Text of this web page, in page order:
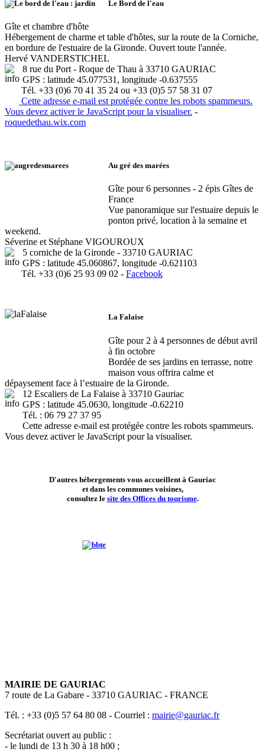
Le Bord de l'eau
Gîte et chambre d'hôte
Hébergement de charme et table d'hôtes, sur la route de la Corniche,
en bordure de l'estuaire de la Gironde. Ouvert toute l'année.
Hervé VANDERSTICHEL
8 rue du Port - Roque de Thau à 33710 GAURIAC
GPS : latitude 45.077531, longitude -0.637555
Tél. +33 (0)6 70 41 35 24 ou +33 (0)5 57 58 31 07
Cette adresse e-mail est protégée contre les robots spammeurs.
Vous devez activer le JavaScript pour la visualiser. -
roquedethau.wix.com
Au gré des marées
Gîte pour 6 personnes - 2 épis Gîtes de
France
Vue panoramique sur l'estuaire depuis le
ponton privé, location à la semaine et
weekend.
Séverine et Stéphane VIGOUROUX
5 corniche de la Gironde - 33710 GAURIAC
GPS : latitude 45.060867, longitude -0.621103
Tél. +33 (0)6 25 93 09 02 - Facebook
La Falaise
Gîte pour 2 à 4 personnes de début avril
à fin octobre
Bordée de ses jardins en terrasse, notre
maison vous offrira calme et
dépaysement face à l’estuaire de la Gironde.
12 Escaliers de La Falaise à 33710 Gauriac
GPS : latitude 45.0630, longitude -0.62210
Tél. : 06 79 27 37 95
Cette adresse e-mail est protégée contre les robots spammeurs.
Vous devez activer le JavaScript pour la visualiser.
D'autres hébergements vous accueillent à Gauriac
et dans les communes voisines,
consultez le site des Offices du tourisme.
MAIRIE DE GAURIAC
7 route de La Gabare - 33710 GAURIAC - FRANCE
Tél. : +33 (0)5 57 64 80 08 - Courriel : mairie@gauriac.fr
Secrétariat ouvert au public :
- le lundi de 13 h 30 à 18 h00 ;